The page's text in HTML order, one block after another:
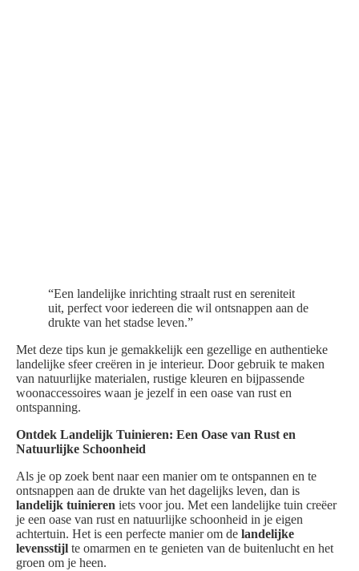
“Een landelijke inrichting straalt rust en sereniteit
uit, perfect voor iedereen die wil ontsnappen aan de
drukte van het stadse leven.”
Met deze tips kun je gemakkelijk een gezellige en authentieke
landelijke sfeer creëren in je interieur. Door gebruik te maken
van natuurlijke materialen, rustige kleuren en bijpassende
woonaccessoires waan je jezelf in een oase van rust en
ontspanning.
Ontdek Landelijk Tuinieren: Een Oase van Rust en
Natuurlijke Schoonheid
Als je op zoek bent naar een manier om te ontspannen en te
ontsnappen aan de drukte van het dagelijks leven, dan is
landelijk tuinieren iets voor jou. Met een landelijke tuin creëer
je een oase van rust en natuurlijke schoonheid in je eigen
achtertuin. Het is een perfecte manier om de landelijke
levensstijl te omarmen en te genieten van de buitenlucht en het
groen om je heen.